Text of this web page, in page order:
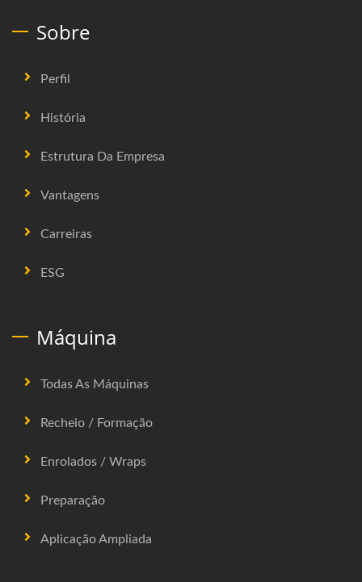
Sobre
Perfil
História
Estrutura Da Empresa
Vantagens
Carreiras
ESG
Máquina
Todas As Máquinas
Recheio / Formação
Enrolados / Wraps
Preparação
Aplicação Ampliada